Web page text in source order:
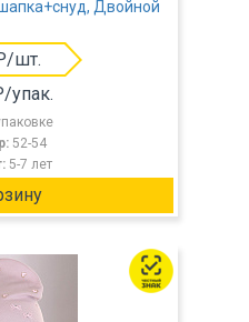
Двойной
шт.
52-54
5-7 лет